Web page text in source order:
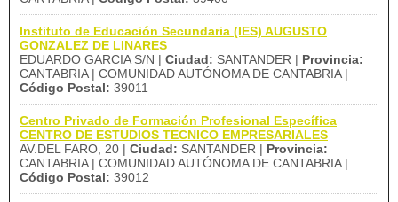
Instituto de Educación Secundaria (IES) AUGUSTO
GONZALEZ DE LINARES
EDUARDO GARCIA S/N | Ciudad: SANTANDER | Provincia:
CANTABRIA | COMUNIDAD AUTÓNOMA DE CANTABRIA |
Código Postal: 39011
Centro Privado de Formación Profesional Específica
CENTRO DE ESTUDIOS TECNICO EMPRESARIALES
AV.DEL FARO, 20 | Ciudad: SANTANDER | Provincia:
CANTABRIA | COMUNIDAD AUTÓNOMA DE CANTABRIA |
Código Postal: 39012